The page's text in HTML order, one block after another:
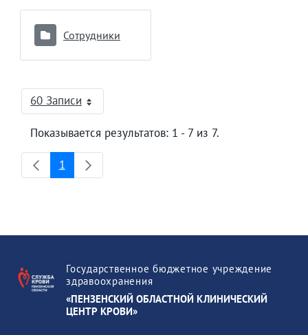
Сотрудники
60 ЗаписиНа страницу
Показывается результатов: 1 - 7 из 7.
Страница
1
Государственное бюджетное учреждение
здравоохранения
«ПЕНЗЕНСКИЙ ОБЛАСТНОЙ КЛИНИЧЕСКИЙ
ЦЕНТР КРОВИ»